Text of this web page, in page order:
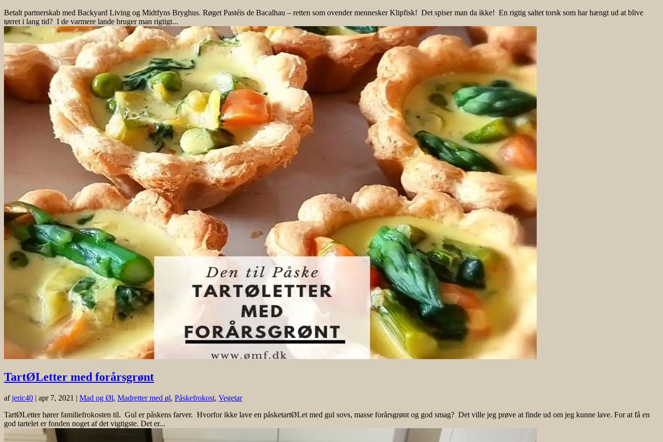
Betalt partnerskab med Backyard Living og Midtfyns Bryghus. Røget Pastéis de Bacalhau – retten som ovender mennesker Klipfisk! Det spiser man da ikke! En rigtig saltet torsk som har hængt ud at blive
tørret i lang tid? I de varmere lande bruger man rigtigt...
TartØLetter med forårsgrønt
afjeric40 | apr 7, 2021 | Mad og Øl, Madretter med øl, Påskefrokost, Vegetar
TartØLetter hører familiefrokosten til. Gul er påskens farver. Hvorfor ikke lave en påsketartØLet med gul sovs, masse forårsgrønt og god smag? Det ville jeg prøve at finde ud om jeg kunne lave. For at få en
god tartelet er fonden noget af det vigtigste. Det er...